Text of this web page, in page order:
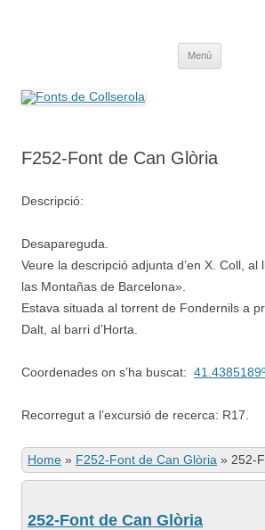
Menú
F252-Font de Can Glòria
Descripció:
Desapareguda.
Veure la descripció adjunta d’en X. Coll, al
las Montañas de Barcelona».
Estava situada al torrent de Fondernils a
Dalt, al barri d’Horta.
Coordenades on s’ha buscat:
Recorregut a l’excursió de recerca: R17.
Home » F252-Font de Can Glòria » 252-
252-Font de Can Glòria